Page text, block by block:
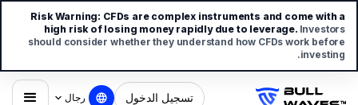
تسجيل الدخول رجال
Risk Warning: CFDs are complex instruments and come with a
high risk of losing money rapidly due to leverage. Investors
should consider whether they understand how CFDs work before
investing.